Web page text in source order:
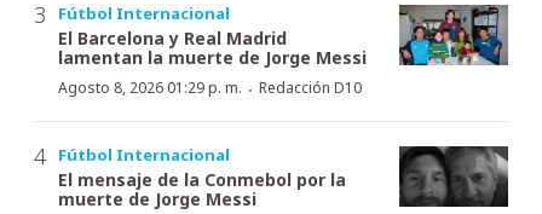
Fútbol Internacional
El Barcelona y Real Madrid
lamentan la muerte de Jorge Messi
Agosto 8, 2026 01:29 p. m. · Redacción D10
Fútbol Internacional
El mensaje de la Conmebol por la
muerte de Jorge Messi